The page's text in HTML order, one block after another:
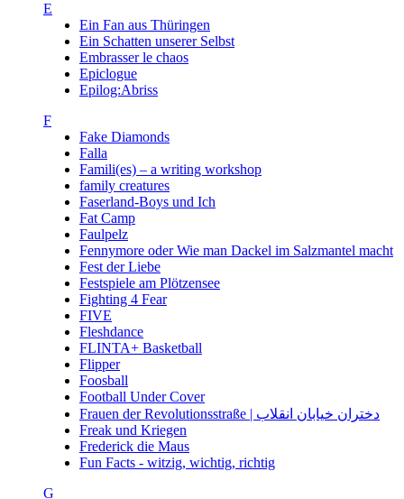
E
Ein Fan aus Thüringen
Ein Schatten unserer Selbst
Embrasser le chaos
Epiclogue
Epilog:Abriss
F
Fake Diamonds
Falla
Famili(es) – a writing workshop
family creatures
Faserland-Boys und Ich
Fat Camp
Faulpelz
Fennymore oder Wie man Dackel im Salzmantel macht
Fest der Liebe
Festspiele am Plötzensee
Fighting 4 Fear
FIVE
Fleshdance
FLINTA+ Basketball
Flipper
Foosball
Football Under Cover
Frauen der Revolutionsstraße | دختران خیابان انقلاب
Freak und Kriegen
Frederick die Maus
Fun Facts - witzig, wichtig, richtig
G